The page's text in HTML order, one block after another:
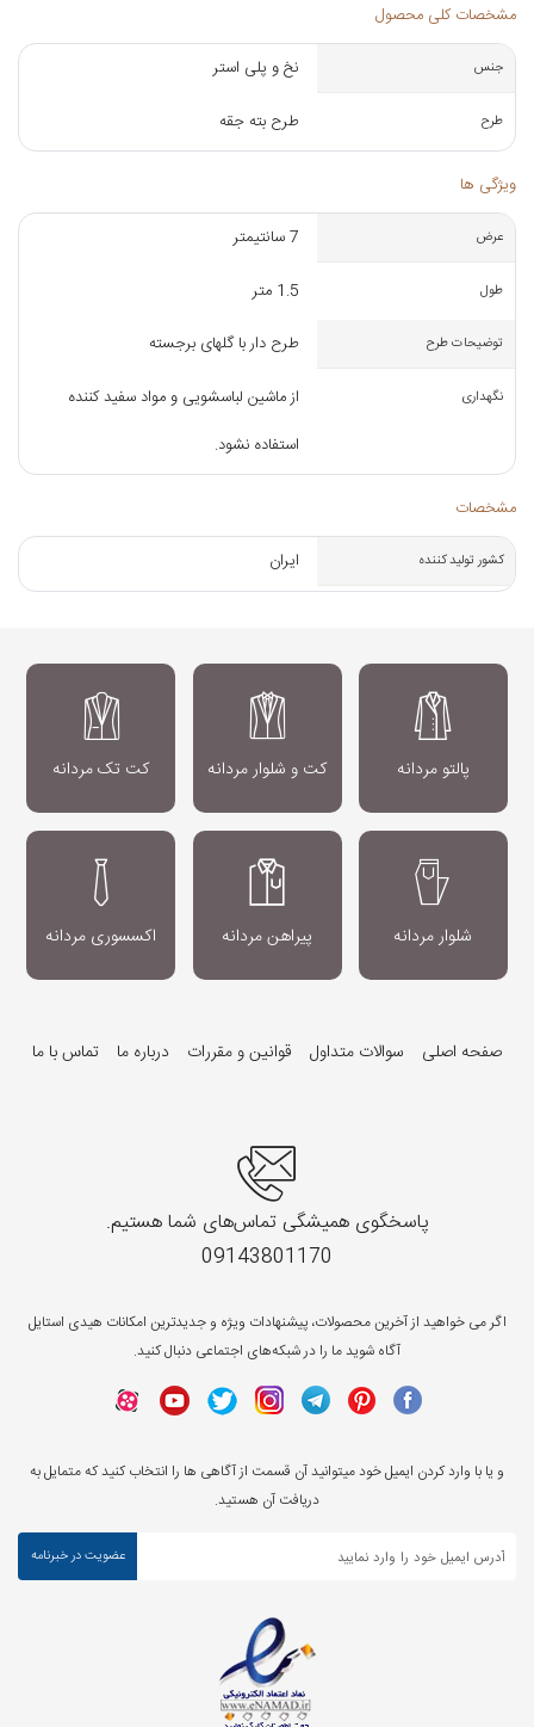
مشخصات کلی محصول
جنس نخ و پلی استر
طرح طرح بته جقه
ویژگی ها
عرض 7 سانتیمتر
طول 1.5 متر
توضیحات طرح طرح دار با گلهای برجسته
نگهداری
از ماشین لباسشویی و مواد سفید کننده
استفاده نشود.
مشخصات
کشور تولید کننده ایران
پالتو مردانه کت و شلوار مردانه کت تک مردانه
شلوار مردانه پیراهن مردانه اکسسوری مردانه
صفحه اصلی سوالات متداول قوانین و مقررات درباره ما تماس با ما
پاسخگوی همیشگی تماس‌های شما هستیم.
09143801170
اگر می خواهید از آخرین محصولات، پیشنهادات ویژه و جدیدترین امکانات هیدی استایل
آگاه شوید ما را در شبکه‌های اجتماعی دنبال کنید.
و یا با وارد کردن ایمیل خود میتوانید آن قسمت از آگاهی ها را انتخاب کنید که متمایل به
دریافت آن هستید.
عضویت در خبرنامه